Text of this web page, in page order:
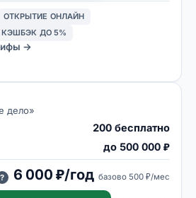
ОТКРЫТИЕ ОНЛАЙН
КЭШБЭК ДО 5%
→
дело»
200 бесплатно
до 500 000 ₽
? 6 000 ₽/год базово 500 ₽/мес